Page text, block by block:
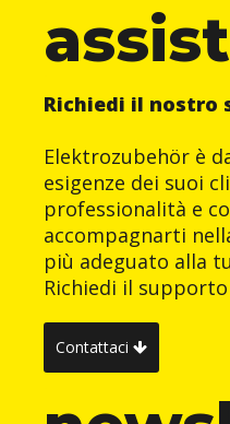
Richiedi il nostro
Elektrozubehör è
esigenze dei suoi
professionalità e
accompagnarti
più adeguato alla
Richiedi il
Contattaci